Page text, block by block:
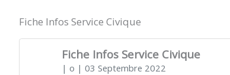
Fiche Infos Service Civique
Fiche Infos Service Civique
| o | 03 Septembre 2022